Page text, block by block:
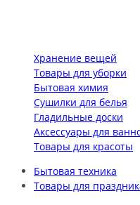
Хранение вещей
Товары для уборки
Бытовая химия
Сушилки для белья
Гладильные доски
Аксессуары для
Товары для красоты
Бытовая техника
Товары для